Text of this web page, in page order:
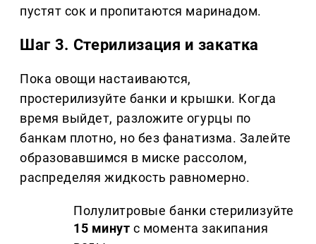
пустят сок и пропитаются маринадом.
Шаг 3. Стерилизация и закатка
Пока овощи настаиваются,
простерилизуйте банки и крышки. Когда
время выйдет, разложите огурцы по
банкам плотно, но без фанатизма. Залейте
образовавшимся в миске рассолом,
распределяя жидкость равномерно.
Полулитровые банки стерилизуйте
15 минут с момента закипания